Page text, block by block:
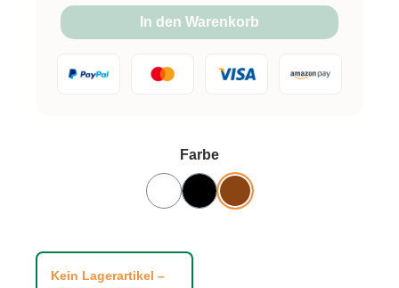
Kein Lagerartikel –
Farbeauswählen
In den Warenkorb